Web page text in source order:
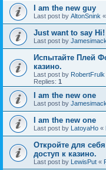
I am the new guy
Last post by AltonSnink «
Just want to say Hi!
Last post by Jamesimack
Испытайте Плей
казино.
Last post by RobertFrulk
Replies: 1
I am the new one
Last post by Jamesimack
I am the new one
Last post by LatoyaHo «
Откройте для
доступ к казино.
Last post by LewisPut «